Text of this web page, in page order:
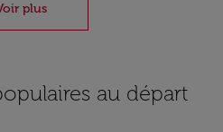
plus
au départ